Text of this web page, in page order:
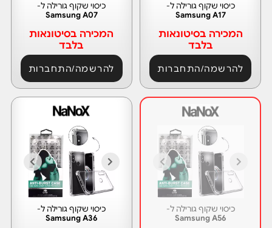
כיסוי שקוף גורילה ל-
Samsung A17
המכירה בסיטונאות
בלבד
להרשמה/התחברות
כיסוי שקוף גורילה ל-
Samsung A07
המכירה בסיטונאות
בלבד
להרשמה/התחברות
כיסוי שקוף גורילה ל-
Samsung A56
כיסוי שקוף גורילה ל-
Samsung A36